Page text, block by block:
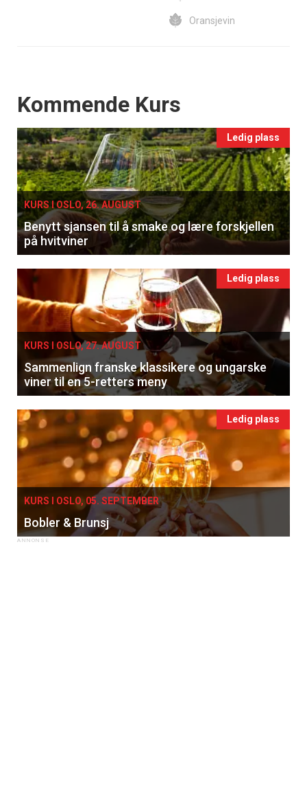
Oransjevin
Events
Kommende Kurs
Ledig plass
KURS I OSLO, 26. AUGUST
Benytt sjansen til å smake og lære forskjellen
på hvitviner
Ledig plass
KURS I OSLO, 27. AUGUST
Sammenlign franske klassikere og ungarske
viner til en 5-retters meny
Ledig plass
KURS I OSLO, 05. SEPTEMBER
Bobler & Brunsj